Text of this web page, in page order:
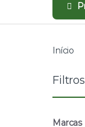
Início
Filtros
Marcas